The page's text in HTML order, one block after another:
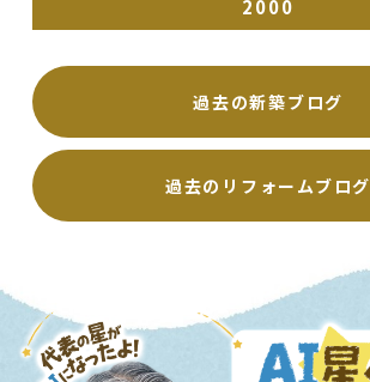
2000
過去の新築ブログ
過去のリフォームブログ